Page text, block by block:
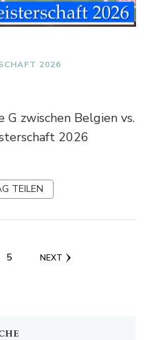
2026
zwischen Belgien vs.
2026
TEILEN
PAGE
5 NEXT